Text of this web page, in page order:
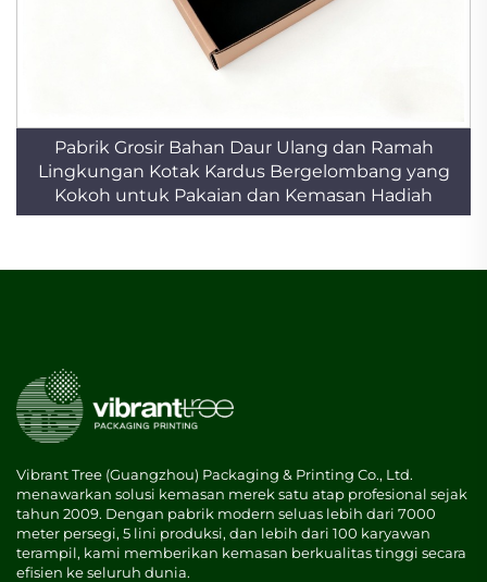
Pabrik Grosir Bahan Daur Ulang dan Ramah
Lingkungan Kotak Kardus Bergelombang yang
Kokoh untuk Pakaian dan Kemasan Hadiah
Vibrant Tree (Guangzhou) Packaging & Printing Co., Ltd.
menawarkan solusi kemasan merek satu atap profesional sejak
tahun 2009. Dengan pabrik modern seluas lebih dari 7000
meter persegi, 5 lini produksi, dan lebih dari 100 karyawan
terampil, kami memberikan kemasan berkualitas tinggi secara
efisien ke seluruh dunia.